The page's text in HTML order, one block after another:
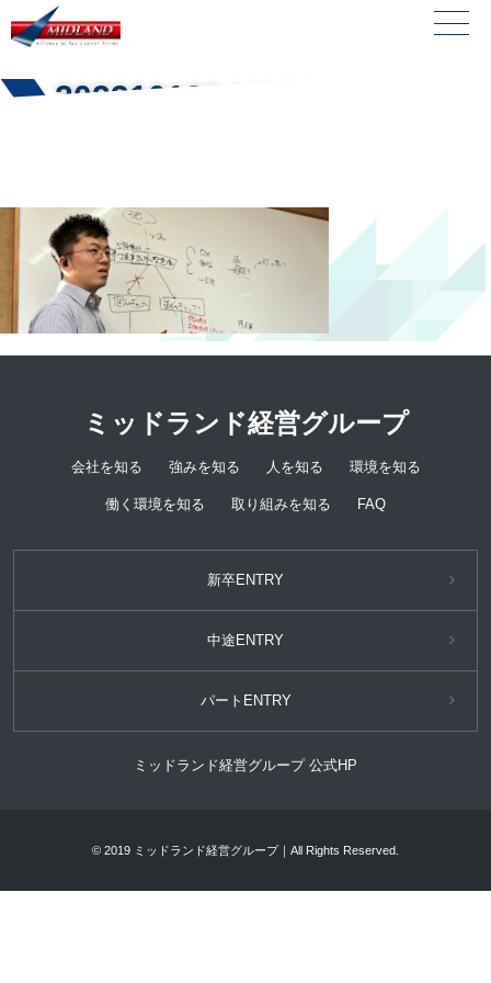
20231013044122
ミッドランド経営グループ
会社を知る 強みを知る 人を知る 環境を知る
働く環境を知る 取り組みを知る FAQ
新卒ENTRY
中途ENTRY
パートENTRY
ミッドランド経営グループ 公式HP
© 2019 ミッドランド経営グループ｜All Rights Reserved.